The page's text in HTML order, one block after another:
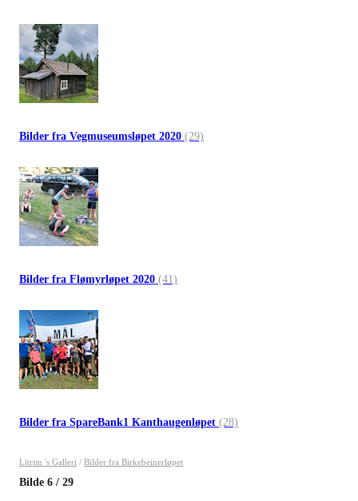
Bilder fra Vegmuseumsløpet 2020 (29)
Bilder fra Flømyrløpet 2020 (41)
Bilder fra SpareBank1 Kanthaugenløpet (28)
Litrim 's Galleri / Bilder fra Birkebeinerløpet
Bilde 6 / 29